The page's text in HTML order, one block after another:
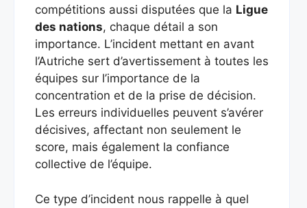
compétitions aussi disputées que la Ligue
des nations, chaque détail a son
importance. L’incident mettant en avant
l’Autriche sert d’avertissement à toutes les
équipes sur l’importance de la
concentration et de la prise de décision.
Les erreurs individuelles peuvent s’avérer
décisives, affectant non seulement le
score, mais également la confiance
collective de l’équipe.
Ce type d’incident nous rappelle à quel